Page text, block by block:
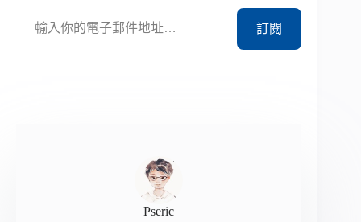
訂閱
Pseric